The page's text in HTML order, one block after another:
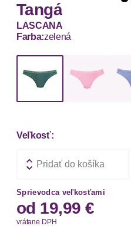
Tangá
LASCANA
Farba:zelená
Veľkosť:
Pridať do košíka
Sprievodca veľkosťami
od 19,99 €
vrátane DPH